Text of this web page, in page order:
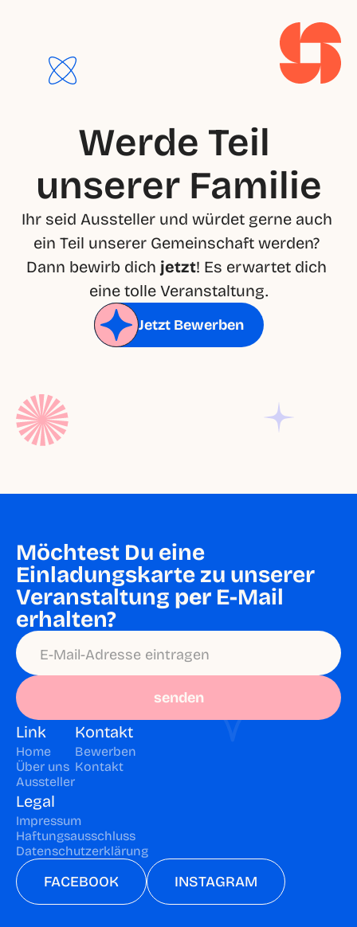
Werde Teil
unserer Familie
Ihr seid Aussteller und würdet gerne auch
ein Teil unserer Gemeinschaft werden?
Dann bewirb dich jetzt! Es erwartet dich
eine tolle Veranstaltung.
Jetzt Bewerben
senden
Möchtest Du eine
Einladungskarte zu unserer
Veranstaltung per E-Mail
erhalten?
Link
Home
Über uns
Aussteller
Kontakt
Bewerben
Kontakt
Legal
Impressum
Haftungsausschluss
Datenschutzerklärung
FACEBOOK INSTAGRAM